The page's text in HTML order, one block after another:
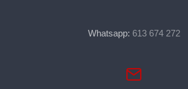
Whatsapp: 613 674 272